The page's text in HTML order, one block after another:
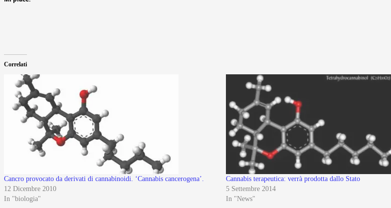
Correlati
Cancro provocato da derivati di cannabinoidi. ‘Cannabis cancerogena’.
12 Dicembre 2010
In "biologia"
Cannabis terapeutica: verrà prodotta dallo Stato
5 Settembre 2014
In "News"